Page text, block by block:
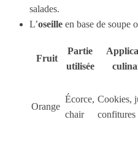
salades.
L’oseille en base de soupe
Fruit
Partie
utilisée
Orange
Écorce,
chair
Cookies,
confitures